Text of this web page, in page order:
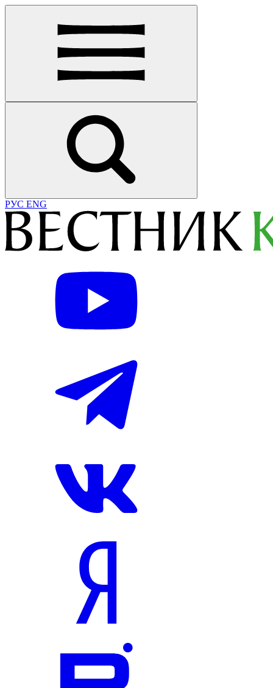
РУС ENG